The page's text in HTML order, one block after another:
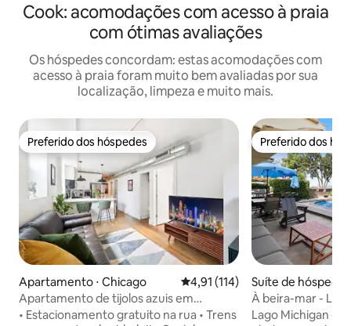
Cook: acomodações com acesso à praia
com ótimas avaliações
Os hóspedes concordam: estas acomodações com
acesso à praia foram muito bem avaliadas por sua
localização, limpeza e muito mais.
Preferido dos hóspedes
Preferido dos hóspedes
Apartamento ⋅ Chicago 4,91 de uma avaliação média
4,91 (114)
Apartamento de tijolos azuis em
Bridgeport - Estacionamento gratuito
• Estacionamento gratuito na rua • Trens
Preferido dos
Preferido dos
Suíte de
À beira-mar -
de
Lago Michigan -